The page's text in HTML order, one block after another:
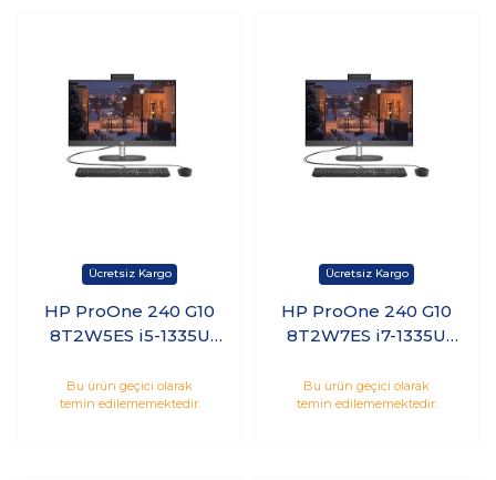
HP ProOne 240 G10
8T2W5ES i5-1335U
inç FreeDos All in
One
Bu ürün geçici olarak
temin edilememektedir.
HP ProOne 240 G10
8T2W7ES i7-1335U
inç FreeDos All in
One
Bu ürün geçici olarak
temin edilememektedir.